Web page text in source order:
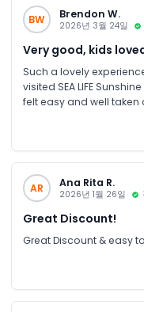
BW Brendon W.
2026년 3월 24일
Very good, kids
Such a lovely
visited SEA LIFE
felt easy and well taken
AR Ana Rita R.
2026년 1월 26일
Great Discount!
Great Discount & easy